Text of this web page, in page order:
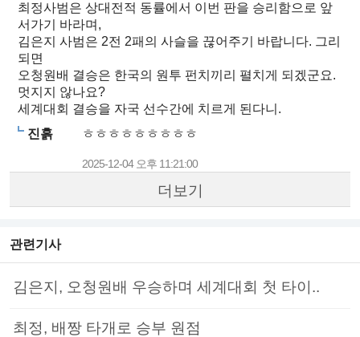
최정사범은 상대전적 동률에서 이번 판을 승리함으로 앞
서가기 바라며,
김은지 사범은 2전 2패의 사슬을 끊어주기 바랍니다. 그리
되면
오청원배 결승은 한국의 원투 펀치끼리 펼치게 되겠군요.
멋지지 않나요?
세계대회 결승을 자국 선수간에 치르게 된다니.
진흙
ㅎㅎㅎㅎㅎㅎㅎㅎㅎ
2025-12-04 오후 11:21:00
더보기
관련기사
김은지, 오청원배 우승하며 세계대회 첫 타이..
최정, 배짱 타개로 승부 원점